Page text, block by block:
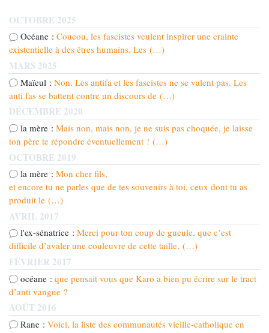
OCTOBRE 2025
Océane : Coucou, les fascistes veulent inspirer une crainte
existentielle à des êtres humains. Les (…)
MARS 2025
Maïeul : Non. Les antifa et les fascistes ne se valent pas. Les
anti fas se battent contre un discours de (…)
DÉCEMBRE 2020
la mère : Mais non, mais non, je ne suis pas choquée, je laisse
ton père te répondre éventuellement ! (…)
OCTOBRE 2019
la mère : Mon cher fils,
et encore tu ne parles que de tes souvenirs à toi, ceux dont tu as
produit le (…)
AVRIL 2017
l'ex-sénatrice : Merci pour ton coup de gueule, que c’est
difficile d’avaler une couleuvre de cette taille, (…)
FÉVRIER 2017
océane : que pensait vous que Karo a bien pu écrire sur le tract
d’anti vangue ?
AOÛT 2016
Rane : Voici, la liste des communautés vieille-catholique en